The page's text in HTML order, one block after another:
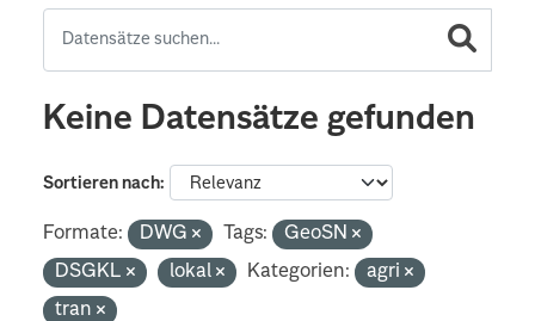
Keine Datensätze gefunden
Sortieren nach
Formate: DWG Tags:
GeoSN
DSGKL
lokal Kategorien:
agri
tran